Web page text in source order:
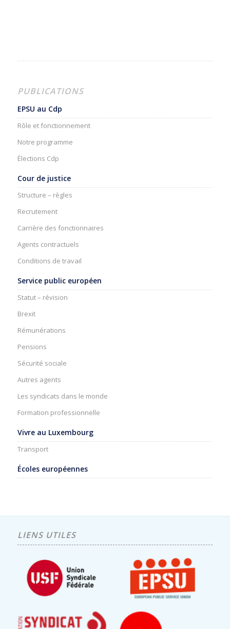
PUBLICATIONS
EPSU au Cdp
Rôle et fonctionnement
Notre programme
Élections Cdp
Cour de justice
Structure – règles
Recrutement
Carrière des fonctionnaires
Agents contractuels
Conditions de travail
Service public européen
Statut – révision
Brexit
Rémunérations
Pensions
Sécurité sociale
Autres agents
Les syndicats dans le monde
Formation professionnelle
Vivre au Luxembourg
Transport
Écoles européennes
LIENS UTILES